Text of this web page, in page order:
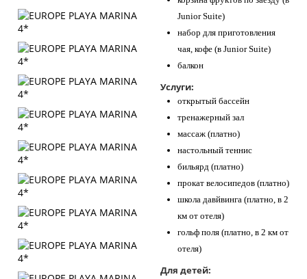
Junior Suite)
набор для приготовления
чая, кофе (в Junior Suite)
балкон
Услуги:
открытый бассейн
тренажерный зал
массаж (платно)
настольный теннис
бильярд (платно)
прокат велосипедов (платно)
школа давйвинга (платно, в 2
км от отеля)
гольф поля (платно, в 2 км от
отеля)
Для детей: